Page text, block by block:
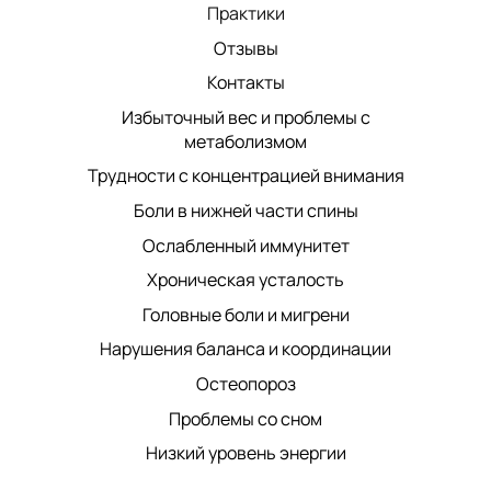
Практики
Отзывы
Контакты
Избыточный вес и проблемы с
метаболизмом
Трудности с концентрацией внимания
Боли в нижней части спины
Ослабленный иммунитет
Хроническая усталость
Головные боли и мигрени
Нарушения баланса и координации
Остеопороз
Проблемы со сном
Низкий уровень энергии